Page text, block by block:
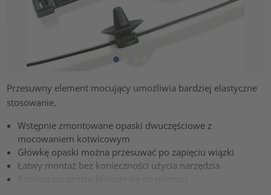
Przesuwny element mocujący umożliwia bardziej elastyczne
stosowanie.
Wstępnie zmontowane opaski dwuczęściowe z
mocowaniem kotwicowym
Główkę opaski można przesuwać po zapięciu wiązki
Łatwy montaż bez konieczności użycia narzędzia